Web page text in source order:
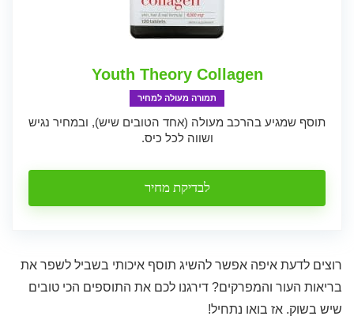
Youth Theory Collagen
תמורה מעולה למחיר
תוסף שמגיע בהרכב מעולה (אחד הטובים שיש), ובמחיר נגיש
ושווה לכל כיס.
לבדיקת מחיר
רוצים לדעת איפה אפשר להשיג תוסף איכותי בשביל לשפר את
בריאות העור והמפרקים? דירגנו לכם את התוספים הכי טובים
שיש בשוק. אז בואו נתחיל!